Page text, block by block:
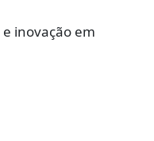
inovação em